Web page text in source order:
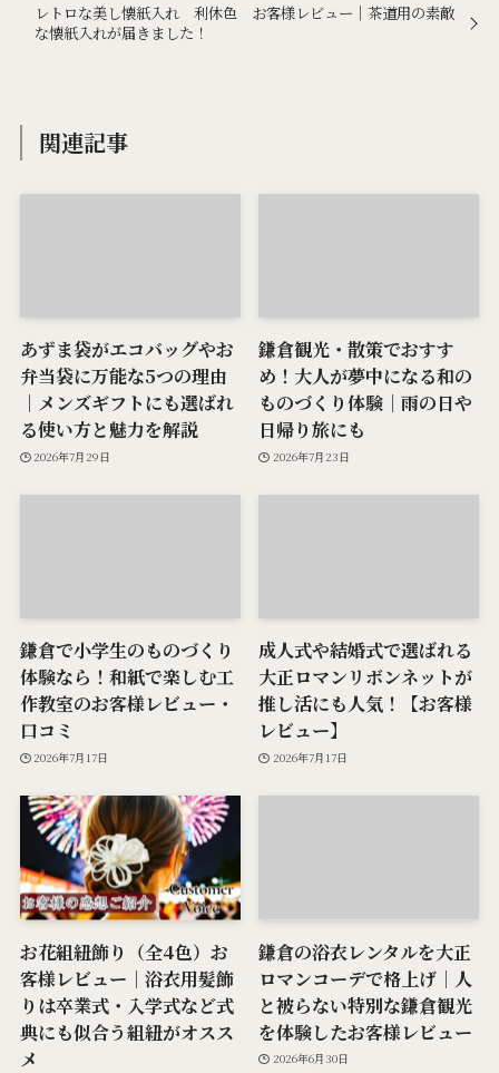
レトロな美し懐紙入れ 利休色 お客様レビュー｜茶道用の素敵
な懐紙入れが届きました！
関連記事
あずま袋がエコバッグやお
弁当袋に万能な5つの理由
｜メンズギフトにも選ばれ
る使い方と魅力を解説
2026年7月29日
鎌倉観光・散策でおすす
め！大人が夢中になる和の
ものづくり体験｜雨の日や
日帰り旅にも
2026年7月23日
鎌倉で小学生のものづくり
体験なら！和紙で楽しむ工
作教室のお客様レビュー・
口コミ
2026年7月17日
成人式や結婚式で選ばれる
大正ロマンリボンネットが
推し活にも人気！【お客様
レビュー】
2026年7月17日
お花組紐飾り（全4色）お
客様レビュー｜浴衣用髪飾
りは卒業式・入学式など式
典にも似合う組紐がオスス
メ
鎌倉の浴衣レンタルを大正
ロマンコーデで格上げ｜人
と被らない特別な鎌倉観光
を体験したお客様レビュー
2026年6月30日